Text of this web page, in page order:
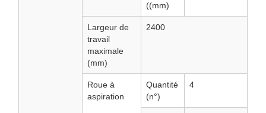
((mm)
Largeur de
travail
maximale
(mm)
2400
Roue à
aspiration
Quantité
(n°)
4